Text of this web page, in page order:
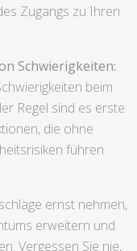
Zugangs zu Ihren
Schwierigkeiten:
beim
Regel sind es erste
die ohne
führen
ernst nehmen,
erweitern und
Vergessen Sie nie,